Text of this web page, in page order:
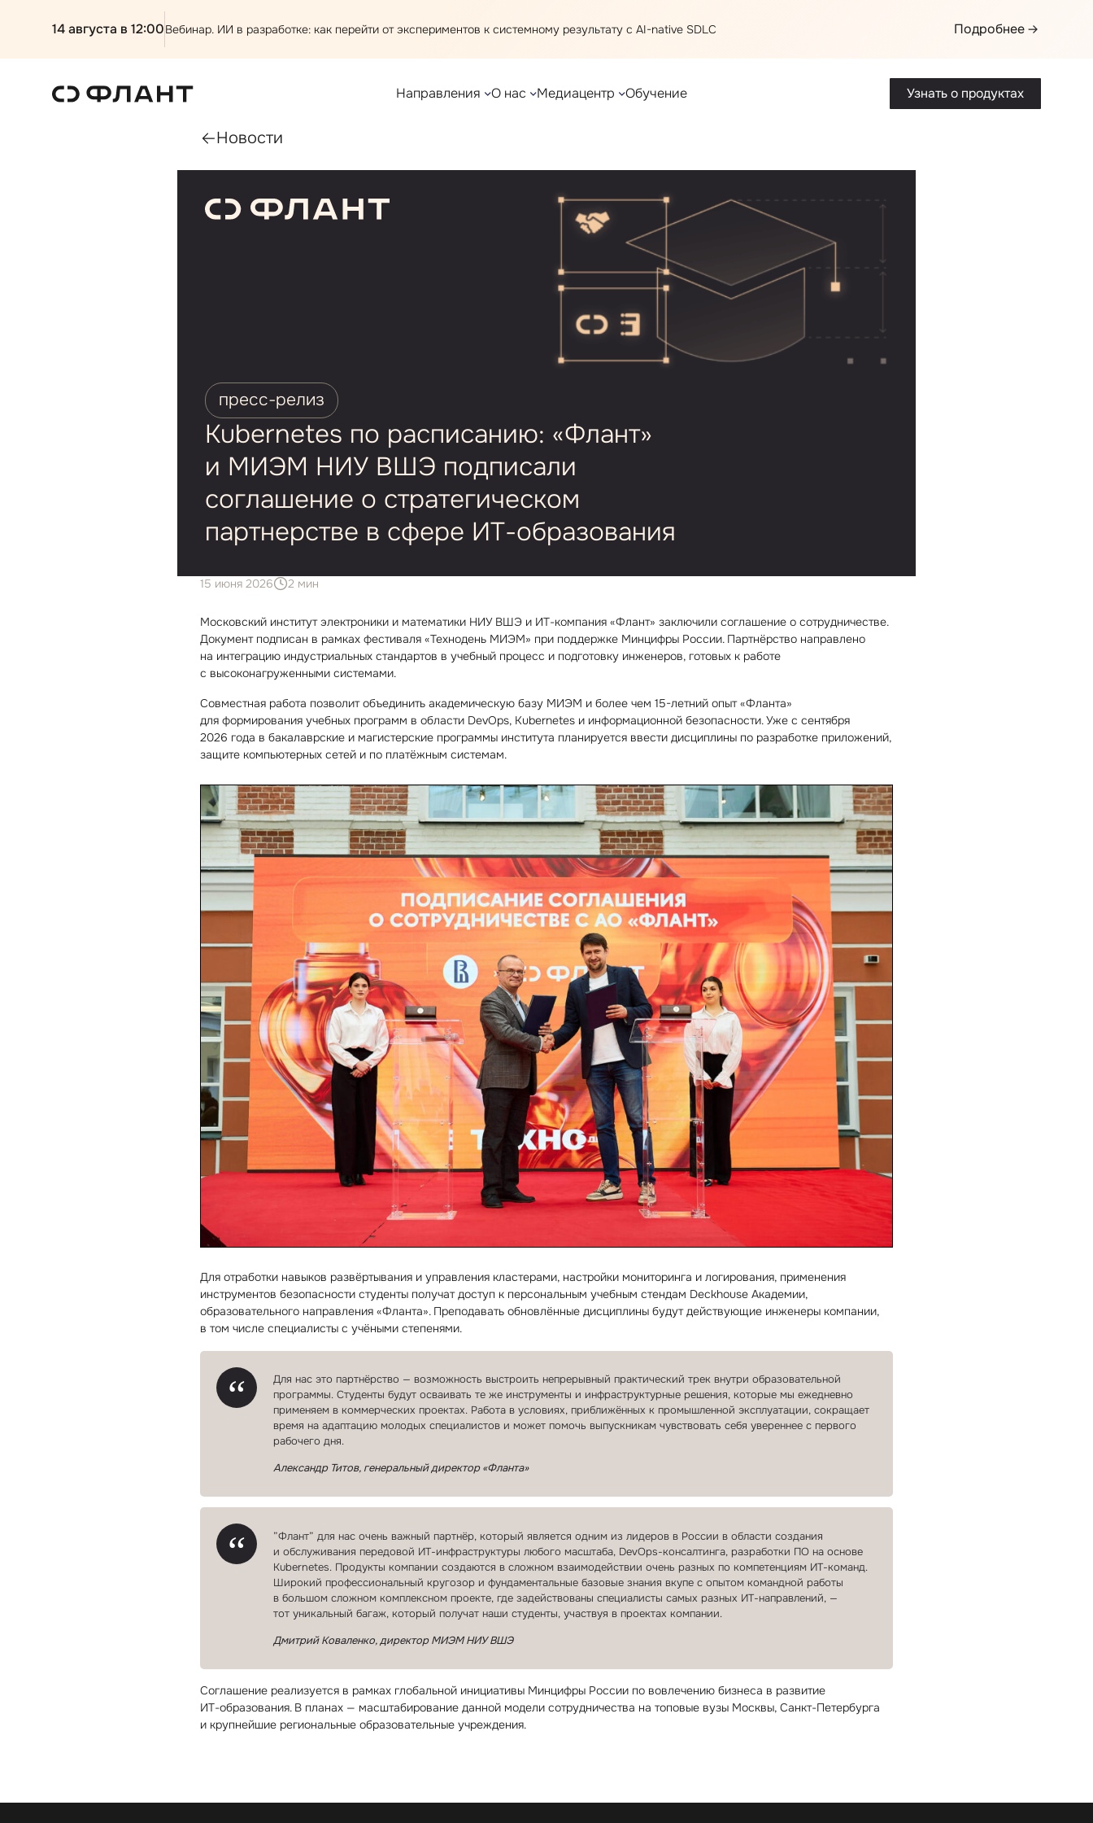
14 августа в 12:00Вебинар. ИИ в разработке: как перейти от экспериментов к системному результату с AI⁠-⁠native SDLC Подробнее
Направления О нас Медиацентр Обучение Узнать о продуктах
Новости
пресс⁠-⁠релиз
Kubernetes по расписанию: «Флант»
и МИЭМ НИУ ВШЭ подписали
соглашение о стратегическом
партнерстве в сфере ИТ⁠-⁠образования
15 июня 2026 2 мин
Московский институт электроники и математики НИУ ВШЭ и ИТ⁠-⁠компания «Флант» заключили соглашение о сотрудничестве.
Документ подписан в рамках фестиваля «Технодень МИЭМ» при поддержке Минцифры России. Партнёрство направлено
на интеграцию индустриальных стандартов в учебный процесс и подготовку инженеров, готовых к работе
с высоконагруженными системами.
Совместная работа позволит объединить академическую базу МИЭМ и более чем 15⁠-⁠летний опыт «Фланта»
для формирования учебных программ в области DevOps, Kubernetes и информационной безопасности. Уже с сентября
2026 года в бакалаврские и магистерские программы института планируется ввести дисциплины по разработке приложений,
защите компьютерных сетей и по платёжным системам.
Для отработки навыков развёртывания и управления кластерами, настройки мониторинга и логирования, применения
инструментов безопасности студенты получат доступ к персональным учебным стендам Deckhouse Академии,
образовательного направления «Фланта». Преподавать обновлённые дисциплины будут действующие инженеры компании,
в том числе специалисты с учёными степенями.
Для нас это партнёрство — возможность выстроить непрерывный практический трек внутри образовательной
программы. Студенты будут осваивать те же инструменты и инфраструктурные решения, которые мы ежедневно
применяем в коммерческих проектах. Работа в условиях, приближённых к промышленной эксплуатации, сокращает
время на адаптацию молодых специалистов и может помочь выпускникам чувствовать себя увереннее с первого
рабочего дня.
Александр Титов, генеральный директор «Фланта»
”Флант” для нас очень важный партнёр, который является одним из лидеров в России в области создания
и обслуживания передовой ИТ⁠-⁠инфраструктуры любого масштаба, DevOps⁠-⁠консалтинга, разработки ПО на основе
Kubernetes. Продукты компании создаются в сложном взаимодействии очень разных по компетенциям ИТ⁠-⁠команд.
Широкий профессиональный кругозор и фундаментальные базовые знания вкупе с опытом командной работы
в большом сложном комплексном проекте, где задействованы специалисты самых разных ИТ⁠-⁠направлений, —
тот уникальный багаж, который получат наши студенты, участвуя в проектах компании.
Дмитрий Коваленко, директор МИЭМ НИУ ВШЭ
Соглашение реализуется в рамках глобальной инициативы Минцифры России по вовлечению бизнеса в развитие
ИТ⁠-⁠образования. В планах — масштабирование данной модели сотрудничества на топовые вузы Москвы, Санкт⁠-⁠Петербурга
и крупнейшие региональные образовательные учреждения.